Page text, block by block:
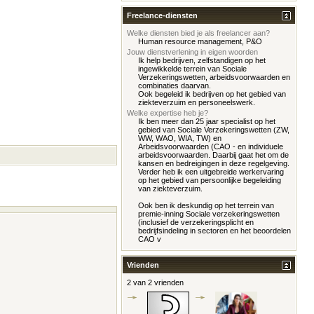
Freelance-diensten
Welke diensten bied je als freelancer aan?
Human resource management, P&O
Jouw dienstverlening in eigen woorden
Ik help bedrijven, zelfstandigen op het
ingewikkelde terrein van Sociale
Verzekeringswetten, arbeidsvoorwaarden en
combinaties daarvan.
Ook begeleid ik bedrijven op het gebied van
ziekteverzuim en personeelswerk.
Welke expertise heb je?
Ik ben meer dan 25 jaar specialist op het
gebied van Sociale Verzekeringswetten (ZW,
WW, WAO, WIA, TW) en
Arbeidsvoorwaarden (CAO - en individuele
arbeidsvoorwaarden. Daarbij gaat het om de
kansen en bedreigingen in deze regelgeving.
Verder heb ik een uitgebreide werkervaring
op het gebied van persoonlijke begeleiding
van ziekteverzuim.
Ook ben ik deskundig op het terrein van
premie-inning Sociale verzekeringswetten
(inclusief de verzekeringsplicht en
bedrijfsindeling in sectoren en het beoordelen
CAO v
Vrienden
2 van 2 vrienden